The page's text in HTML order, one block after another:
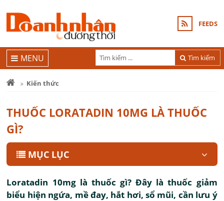
FEEDS
Tìm kiếm
MENU
Kiến thức
THUỐC LORATADIN 10MG LÀ THUỐC
GÌ?
MỤC LỤC
Loratadin 10mg là thuốc gì? Đây là thuốc giảm
biểu hiện ngứa, mề đay, hắt hơi, sổ mũi, cần lưu ý